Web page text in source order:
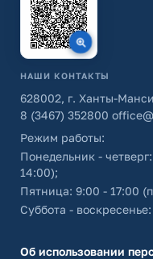
НАШИ КОНТАКТЫ
628002, г. Ханты-
8 (3467) 352800
Режим работы:
Понедельник -
14:00);
Пятница: 9:00 - 17:00
Суббота -
Об использовании